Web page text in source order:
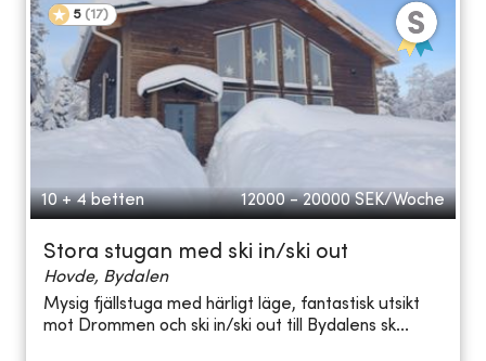
5 (17)
10 + 4 betten 12000 - 20000 SEK/Woche
Stora stugan med ski in/ski out
Hovde, Bydalen
Mysig fjällstuga med härligt läge, fantastisk utsikt
mot Drommen och ski in/ski out till Bydalens sk...